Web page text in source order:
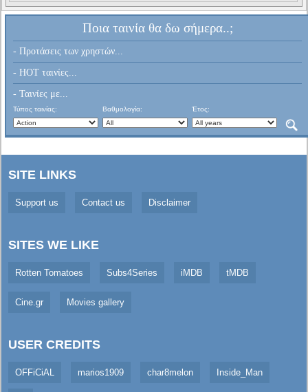
Ποια ταινία θα δω σήμερα..;
- Προτάσεις των χρηστών...
- HOT ταινίες...
- Ταινίες με...
Τύπος ταινίας: Βαθμολογία: Έτος:
SITE LINKS
Support us Contact us Disclaimer
SITES WE LIKE
Rotten Tomatoes Subs4Series iMDB tMDB
Cine.gr Movies gallery
USER CREDITS
OFFiCiAL marios1909 char8melon Inside_Man